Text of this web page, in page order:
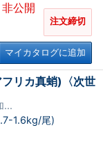
公開
注文締切
マイカタログに追加
リカ真蛸)〈次世
...
1.6kg/尾)